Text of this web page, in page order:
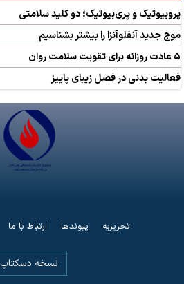
پروبیوتیک و پری‌بیوتیک؛ دو کلید سلامتی
موج جدید آنفلوآنزا را بیشتر بشناسیم
۵ عادت روزانه برای تقویت سلامت روان
فعالیت بدنی در فصل زیبای پاییز
تحریریه پیوندها ارتباط با ما
نسخه دسکتاپ